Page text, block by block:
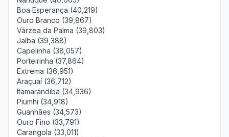
Boa Esperança (40,219)
Ouro Branco (39,867)
Várzea da Palma (39,803)
Jaíba (39,388)
Capelinha (38,057)
Porteirinha (37,864)
Extrema (36,951)
Araçuaí (36,712)
Itamarandiba (34,936)
Piumhi (34,918)
Guanhães (34,573)
Ouro Fino (33,791)
Carangola (33,011)